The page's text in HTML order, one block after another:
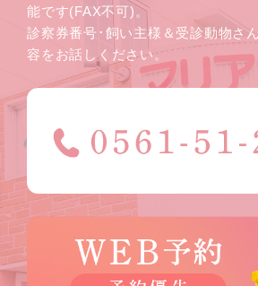
能です(FAX不可)。
診察券番号･飼い主様＆受診動物さ
容をお話しください。